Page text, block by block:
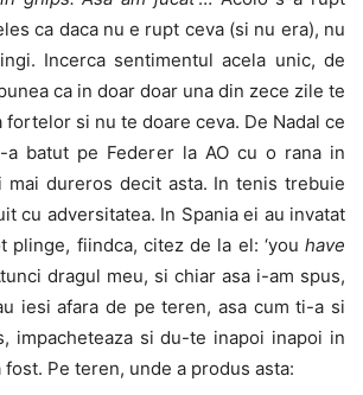
ca daca nu e rupt ceva (si nu era), nu
Incerca sentimentul acela unic, de
ca in doar doar una din zece zile te
si nu te doare ceva. De Nadal ce
a batut pe Federer la AO cu o rana in
mai dureros decit asta. In tenis trebuie
cu adversitatea. In Spania ei au invatat
plinge, fiindca, citez de la el: ‘you have
dragul meu, si chiar asa i-am spus,
iesi afara de pe teren, asa cum ti-a si
impacheteaza si du-te inapoi inapoi in
fost. Pe teren, unde a produs asta: